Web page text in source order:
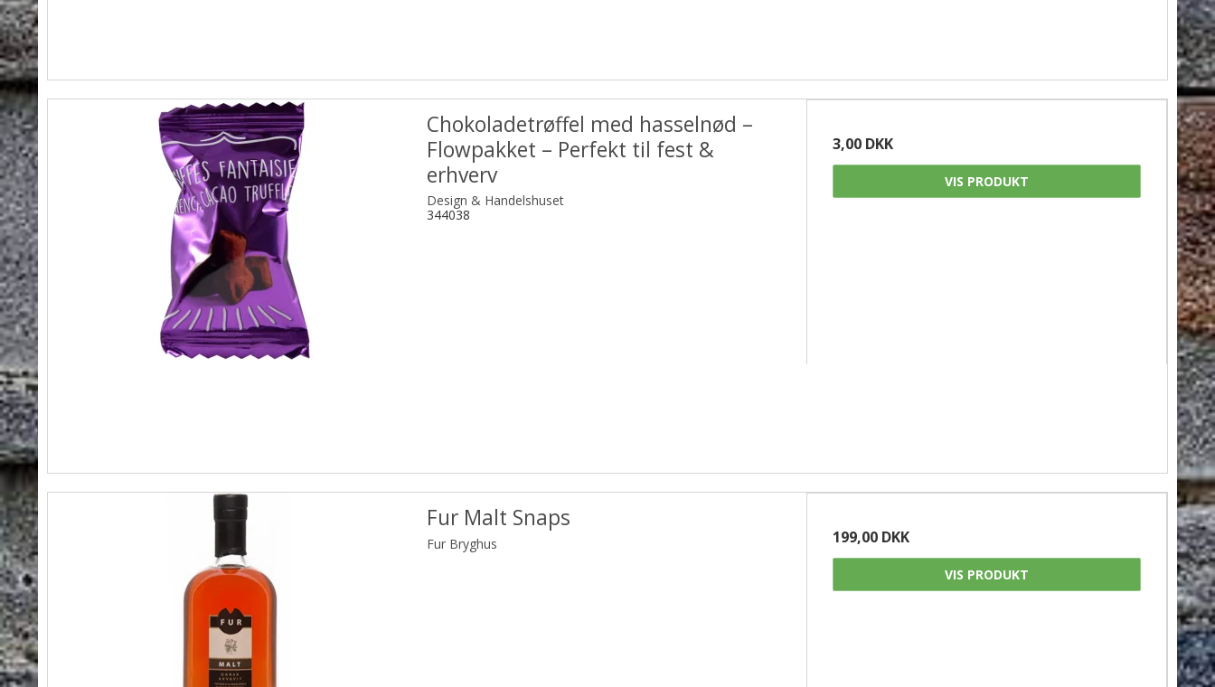
Chokoladetrøffel med hasselnød –
Flowpakket – Perfekt til fest &
erhverv
Design & Handelshuset
344038
3,00 DKK
VIS PRODUKT
Fur Malt Snaps
Fur Bryghus 199,00 DKK
VIS PRODUKT